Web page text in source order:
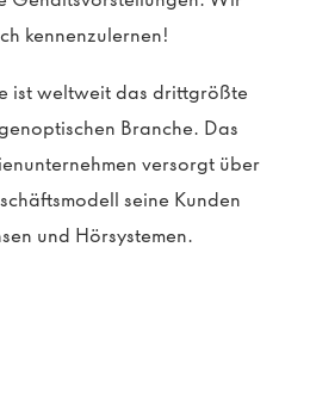
kennenzulernen!
ist weltweit das drittgrößte
Branche. Das
versorgt über
seine Kunden
und Hörsystemen.